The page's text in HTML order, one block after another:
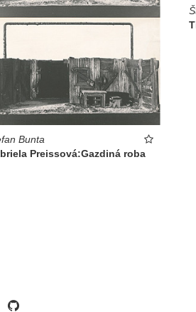
Bunta
Preissová:Gazdiná roba